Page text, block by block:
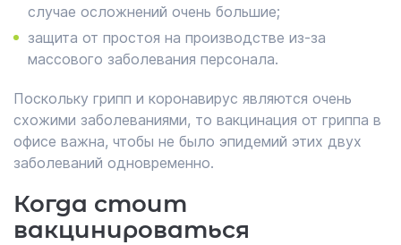
случае осложнений очень большие;
защита от простоя на производстве из-за
массового заболевания персонала.
Поскольку грипп и коронавирус являются очень
схожими заболеваниями, то вакцинация от гриппа в
офисе важна, чтобы не было эпидемий этих двух
заболеваний одновременно.
Когда стоит
вакцинироваться